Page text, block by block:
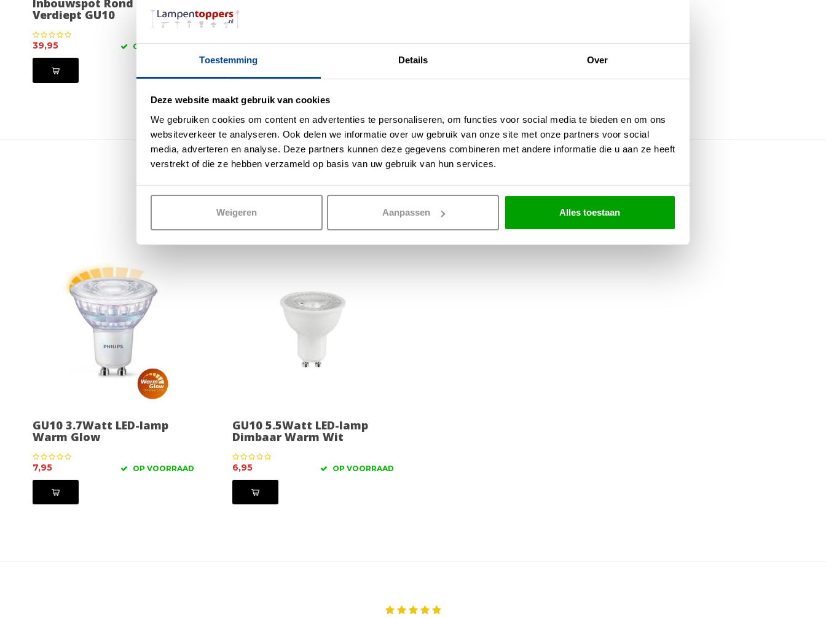
Toestemming Details Over
Deze website maakt gebruik van cookies
We gebruiken cookies om content en advertenties te personaliseren, om functies voor social media te bieden en om ons
websiteverkeer te analyseren. Ook delen we informatie over uw gebruik van onze site met onze partners voor social
media, adverteren en analyse. Deze partners kunnen deze gegevens combineren met andere informatie die u aan ze heeft
verstrekt of die ze hebben verzameld op basis van uw gebruik van hun services.
Weigeren Aanpassen Alles toestaan
Inbouwspot Rond Wit
Verdiept GU10
39,95 OP VOORRAAD
SceneSwitch
12,95 OP VOORRAAD 15,95 10,95 OP VOORRAAD
Bestel direct je lichtbron of accessoire mee:
GU10 3.7Watt LED-lamp
Warm Glow
7,95 OP VOORRAAD
GU10 5.5Watt LED-lamp
Dimbaar Warm Wit
6,95 OP VOORRAAD